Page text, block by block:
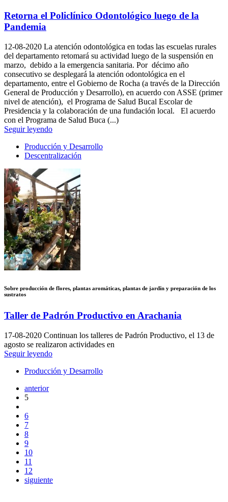
Retorna el Policlínico Odontológico luego de la
Pandemia
12-08-2020 La atención odontológica en todas las escuelas rurales
del departamento retomará su actividad luego de la suspensión en
marzo, debido a la emergencia sanitaria. Por décimo año
consecutivo se desplegará la atención odontológica en el
departamento, entre el Gobierno de Rocha (a través de la Dirección
General de Producción y Desarrollo), en acuerdo con ASSE (primer
nivel de atención), el Programa de Salud Bucal Escolar de
Presidencia y la colaboración de una fundación local. El acuerdo
con el Programa de Salud Buca (...)
Seguir leyendo
Producción y Desarrollo
Descentralización
Sobre producción de flores, plantas aromáticas, plantas de jardín y preparación de los
sustratos
Taller de Padrón Productivo en Arachania
17-08-2020 Continuan los talleres de Padrón Productivo, el 13 de
agosto se realizaron actividades en
Seguir leyendo
Producción y Desarrollo
anterior
5
6
7
8
9
10
11
12
siguiente